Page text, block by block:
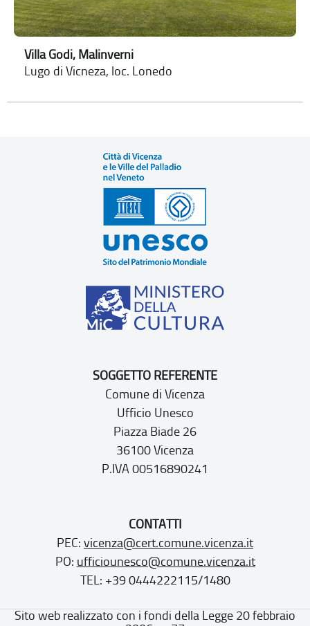
Villa Godi, Malinverni
Lugo di Vicneza, loc. Lonedo
SOGGETTO REFERENTE
Comune di Vicenza
Ufficio Unesco
Piazza Biade 26
36100 Vicenza
P.IVA 00516890241
CONTATTI
PEC: vicenza@cert.comune.vicenza.it
PO: ufficiounesco@comune.vicenza.it
TEL: +39 0444222115/1480
Sito web realizzato con i fondi della Legge 20 febbraio